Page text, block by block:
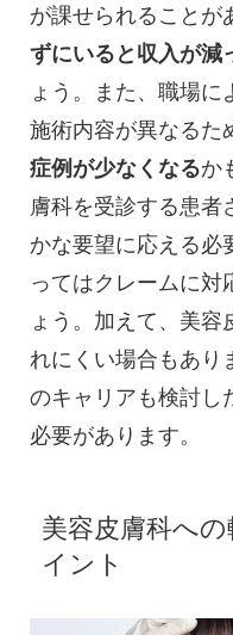
が課せられることが
ずにいると収入が減
ょう。また、職場
施術内容が異なるた
症例が少なくなるか
膚科を受診する患者
かな要望に応える必
ってはクレームに対
ょう。加えて、美容
れにくい場合もあり
のキャリアも検討し
必要があります。
美容皮膚科へ
イント